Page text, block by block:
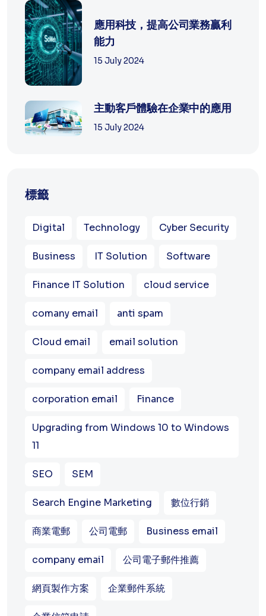
應用科技，提高公司業務贏利
能力
15 July 2024
主動客戶體驗在企業中的應用
15 July 2024
標籤
Digital Technology Cyber Security
Business IT Solution Software
Finance IT Solution cloud service
comany email anti spam
Cloud email email solution
company email address
corporation email Finance
Upgrading from Windows 10 to Windows
11
SEO SEM
Search Engine Marketing 數位行銷
商業電郵 公司電郵 Business email
company email 公司電子郵件推薦
網頁製作方案 企業郵件系統